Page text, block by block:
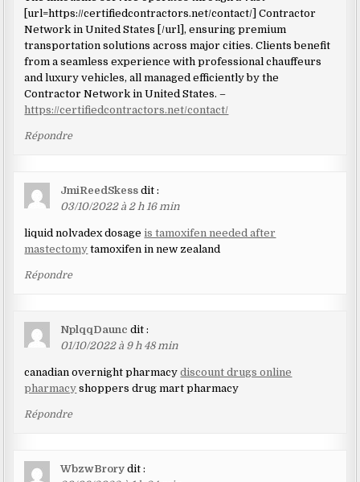
[url=https://certifiedcontractors.net/contact/] Contractor
Network in United States [/url], ensuring premium
transportation solutions across major cities. Clients benefit
from a seamless experience with professional chauffeurs
and luxury vehicles, all managed efficiently by the
Contractor Network in United States. –
https://certifiedcontractors.net/contact/
Répondre
JmiReedSkess dit :
03/10/2022 à 2 h 16 min
liquid nolvadex dosageis tamoxifen needed after
mastectomy tamoxifen in new zealand
Répondre
NplqqDaunc dit :
01/10/2022 à 9 h 48 min
canadian overnight pharmacydiscount drugs online
pharmacy shoppers drug mart pharmacy
Répondre
WbzwBrory dit :